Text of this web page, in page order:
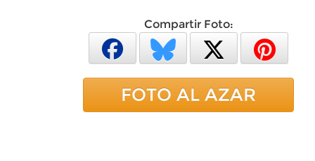
Compartir Foto:
FOTO AL AZAR